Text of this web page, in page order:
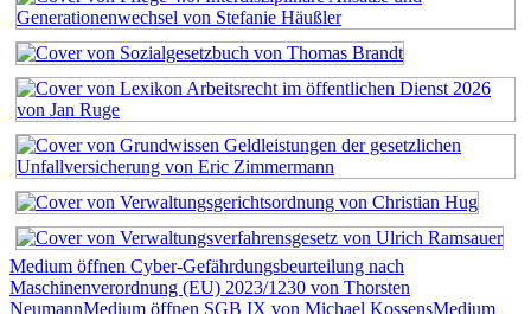
Medium öffnen Cyber-Gefährdungsbeurteilung nach
Maschinenverordnung (EU) 2023/1230 von Thorsten
NeumannMedium öffnen SGB IX von Michael KossensMedium